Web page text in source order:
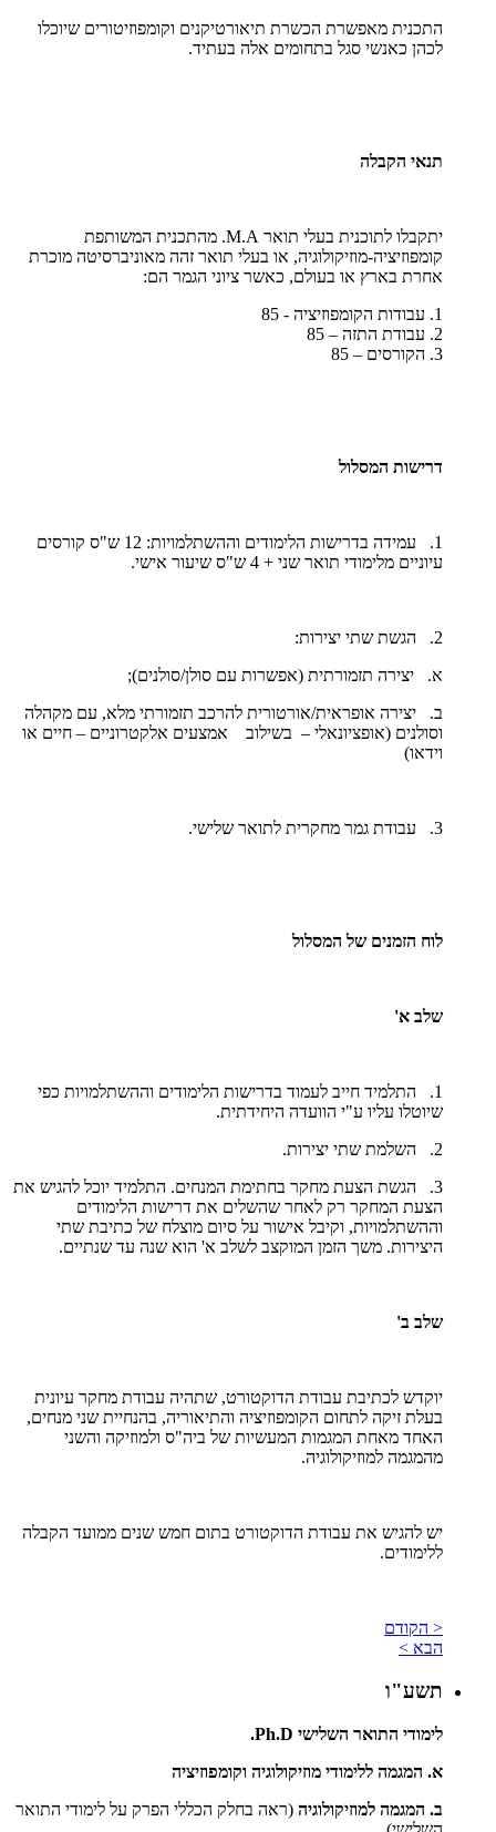
התכנית מאפשרת הכשרת תיאורטיקנים וקומפוזיטורים שיוכלו
לכהן כאנשי סגל בתחומים אלה בעתיד.
תנאי הקבלה
יתקבלו לתוכנית בעלי תואר M.A. מהתכנית המשותפת
קומפוזיציה-מוזיקולוגיה, או בעלי תואר זהה מאוניברסיטה מוכרת
אחרת בארץ או בעולם, כאשר ציוני הגמר הם:
1. עבודות הקומפוזיציה - 85
2. עבודת התזה – 85
3. הקורסים – 85
דרישות המסלול
1. עמידה בדרישות הלימודים וההשתלמויות: 12 ש"ס קורסים
עיוניים מלימודי תואר שני + 4 ש"ס שיעור אישי.
2. הגשת שתי יצירות:
א. יצירה תזמורתית (אפשרות עם סולן/סולנים);
ב. יצירה אופראית/אורטורית להרכב תזמורתי מלא, עם מקהלה
וסולנים (אופציונאלי – בשילוב אמצעים אלקטרוניים – חיים או
וידאו)
3. עבודת גמר מחקרית לתואר שלישי.
לוח הזמנים של המסלול
שלב א'
1. התלמיד חייב לעמוד בדרישות הלימודים וההשתלמויות כפי
שיוטלו עליו ע"י הוועדה היחידתית.
2. השלמת שתי יצירות.
3. הגשת הצעת מחקר בחתימת המנחים. התלמיד יוכל להגיש את
הצעת המחקר רק לאחר שהשלים את דרישות הלימודים
וההשתלמויות, וקיבל אישור על סיום מוצלח של כתיבת שתי
היצירות. משך הזמן המוקצב לשלב א' הוא שנה עד שנתיים.
שלב ב'
יוקדש לכתיבת עבודת הדוקטורט, שתהיה עבודת מחקר עיונית
בעלת זיקה לתחום הקומפוזיציה והתיאוריה, בהנחיית שני מנחים,
האחד מאחת המגמות המעשיות של ביה"ס ולמוזיקה והשני
מהמגמה למוזיקולוגיה.
יש להגיש את עבודת הדוקטורט בתום חמש שנים ממועד הקבלה
ללימודים.
< הקודם
הבא >
תשע"ו
לימודי התואר השלישי .Ph.D
א. המגמה ללימודי מוזיקולוגיה וקומפוזיציה
ב. המגמה למוזיקולוגיה (ראה בחלק הכללי הפרק על לימודי התואר